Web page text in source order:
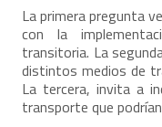
La primera pregunta
con la
transitoria. La
distintos medios de
La tercera, invita a
transporte que